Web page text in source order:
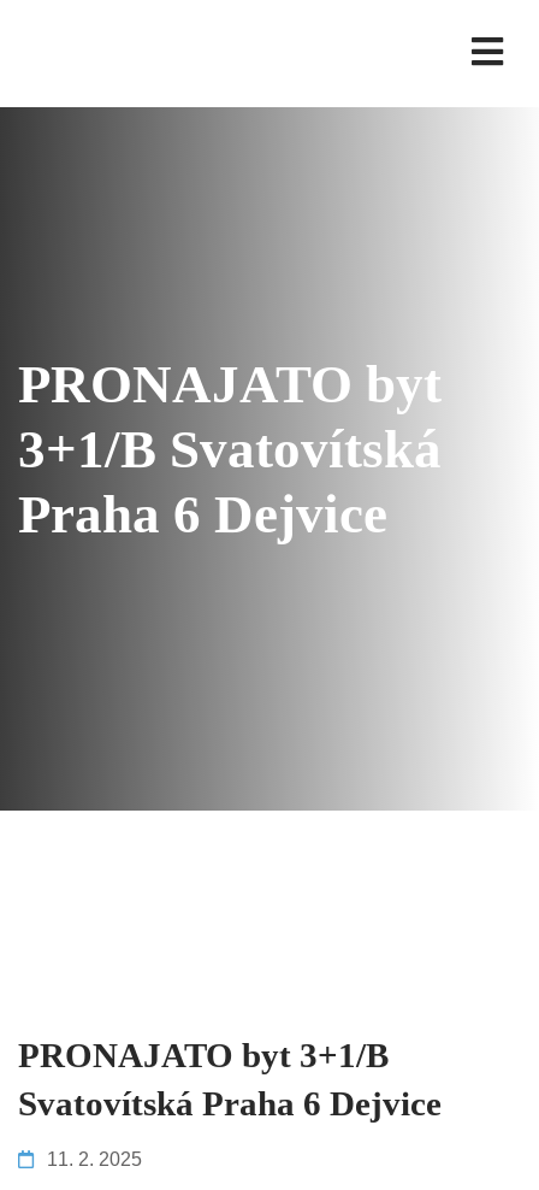
PRONAJATO byt
3+1/B Svatovítská
Praha 6 Dejvice
PRONAJATO byt 3+1/B
Svatovítská Praha 6 Dejvice
11. 2. 2025